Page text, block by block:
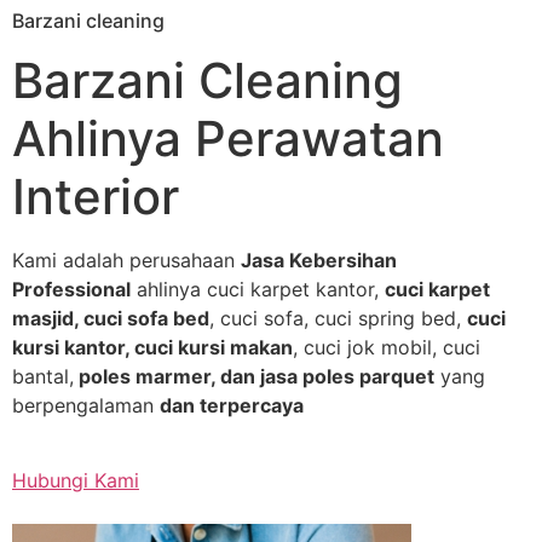
Skip
content
Barzani cleaning
Barzani Cleaning
Ahlinya Perawatan
Interior
Kami adalah perusahaan Jasa Kebersihan
Professional ahlinya cuci karpet kantor, cuci karpet
masjid, cuci sofa bed, cuci sofa, cuci spring bed, cuci
kursi kantor, cuci kursi makan, cuci jok mobil, cuci
bantal, poles marmer, dan jasa poles parquet yang
berpengalaman dan terpercaya
Hubungi Kami